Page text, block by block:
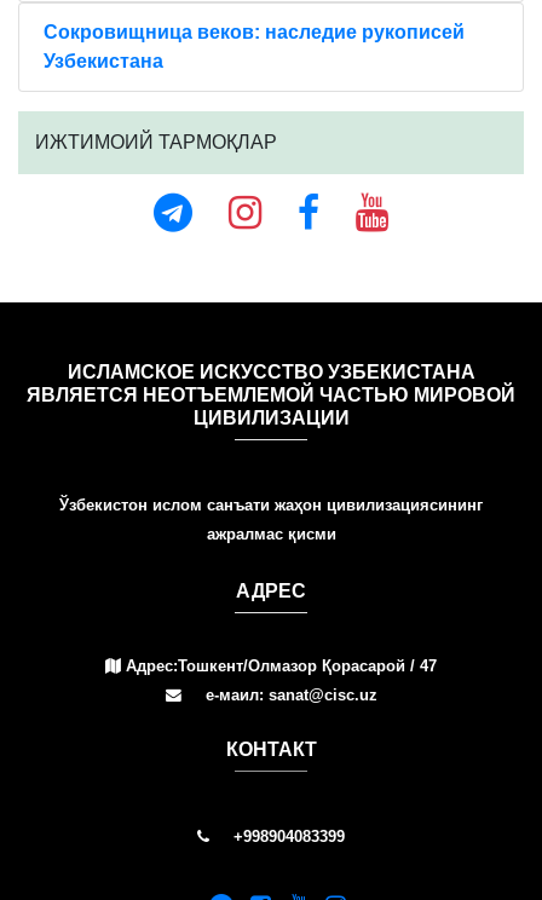
Сокровищница веков: наследие рукописей
Узбекистана
ИЖТИМОИЙ ТАРМОҚЛАР
ИСЛАМСКОЕ ИСКУССТВО УЗБЕКИСТАНА
ЯВЛЯЕТСЯ НЕОТЪЕМЛЕМОЙ ЧАСТЬЮ МИРОВОЙ
ЦИВИЛИЗАЦИИ
Ўзбекистон ислом санъати жаҳон цивилизациясининг
ажралмас қисми
АДРЕС
Адрес:Тошкент/Олмазор Қорасарой / 47
е-маил: sanat@cisc.uz
КОНТАКТ
+998904083399